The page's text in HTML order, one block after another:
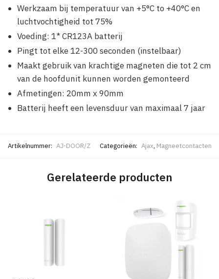
Werkzaam bij temperatuur van +5°С to +40°С en
luchtvochtigheid tot 75%
Voeding: 1* CR123A batterij
Pingt tot elke 12-300 seconden (instelbaar)
Maakt gebruik van krachtige magneten die tot 2 cm
van de hoofdunit kunnen worden gemonteerd
Afmetingen: 20mm x 90mm
Batterij heeft een levensduur van maximaal 7 jaar
Artikelnummer: AJ-DOOR/Z Categorieën: Ajax, Magneetcontacten
Gerelateerde producten